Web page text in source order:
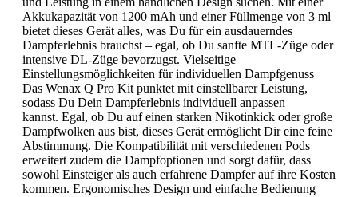
Akkukapazität von 1200 mAh und einer Füllmenge von 3 ml
bietet dieses Gerät alles, was Du für ein ausdauerndes
Dampferlebnis brauchst – egal, ob Du sanfte MTL-Züge oder
intensive DL-Züge bevorzugst. Vielseitige
Einstellungsmöglichkeiten für individuellen Dampfgenuss
Das Wenax Q Pro Kit punktet mit einstellbarer Leistung,
sodass Du Dein Dampferlebnis individuell anpassen
kannst. Egal, ob Du auf einen starken Nikotinkick oder große
Dampfwolken aus bist, dieses Gerät ermöglicht Dir eine feine
Abstimmung. Die Kompatibilität mit verschiedenen Pods
erweitert zudem die Dampfoptionen und sorgt dafür, dass
sowohl Einsteiger als auch erfahrene Dampfer auf ihre Kosten
kommen. Ergonomisches Design und einfache Bedienung